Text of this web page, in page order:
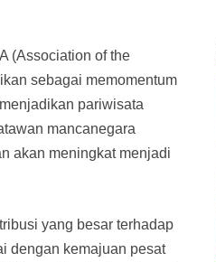
(Association of the
sebagai memomentum
pariwisata
mancanegara
akan meningkat menjadi
yang besar terhadap
dengan kemajuan pesat